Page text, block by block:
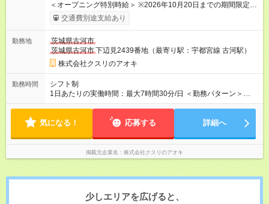
＜オープニング特別時給＞ ※2026年10月20日までの期間限定特
別時給 8:30～17:00 時給1300円 17:00～22:00 時給1400円
※2026年10月21日～通常時給適用 8:30～17:00 時給1200円
降 25％増し（営業店舗のみ） 【手当】 登録販売者資格手当
（時給＋30円） 【試用期間】試用期間なし
交通費別途支給あり
勤務地
茨城県古河市
茨城県古河市下辺見2439番地（最寄り駅：宇都宮線 古河駅）
株式会社クスリのアオキ
勤務時間
シフト制
1日あたりの実働時間：最大7時間30分/日 ＜勤務パターン＞
・ 8:30～16:00 ・12:00～18:00 ・16:00～22:00 1日5時間 （7時
気になる！ 応募する 詳細へ
掲載元企業名 株式会社クスリのアオキ
少しエリアを広げると、